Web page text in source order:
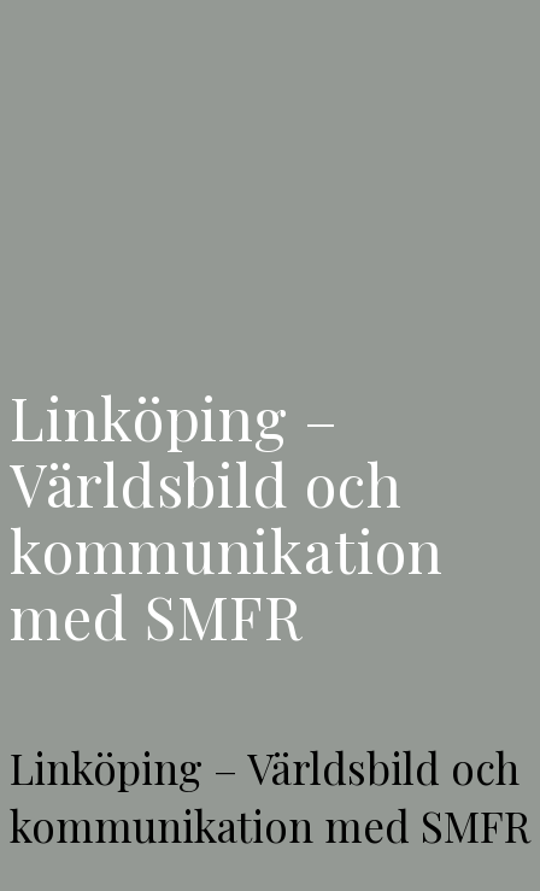
Linköping –
Världsbild och
kommunikation
med SMFR
Linköping – Världsbild och
kommunikation med SMFR